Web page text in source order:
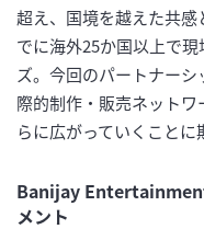
超え、国境を越えた共
でに海外25か国以上で
ズ。今回のパートナー
際的制作・販売ネット
らに広がっていくことに
Banijay
メント